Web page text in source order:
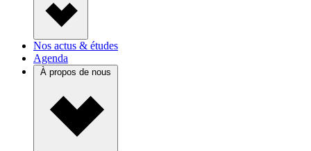
Nos actus & études
Agenda
À propos de nous